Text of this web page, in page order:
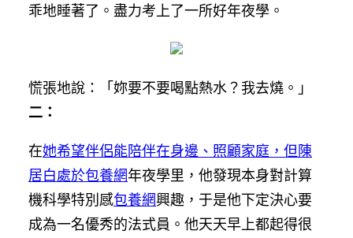
乖地睡著了。盡力考上了一所好年夜學。
慌張地說：「妳要不要喝點熱水？我去燒。」
二：
在她希望伴侶能陪伴在身邊、照顧家庭，但陳
居白處於包養網年夜學里，他發現本身對計算
機科學特別感包養網興趣，于是他下定決心要
成為一名優秀的法式員。他天天早上都起得很